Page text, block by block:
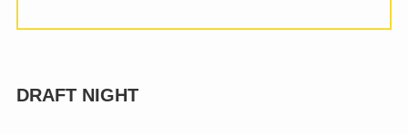
DRAFT NIGHT